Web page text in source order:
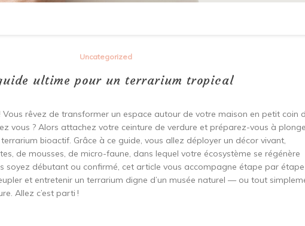
Uncategorized
ultime pour un terrarium tropical
Vous rêvez de transformer un espace autour de votre maison en petit coin
vous ? Alors attachez votre ceinture de verdure et préparez-vous à
bioactif. Grâce à ce guide, vous allez déployer un décor vivant,
de mousses, de micro-faune, dans lequel votre écosystème se régénère
soyez débutant ou confirmé, cet article vous accompagne étape par étape
et entretenir un terrarium digne d’un musée naturel — ou tout
Allez c’est parti !